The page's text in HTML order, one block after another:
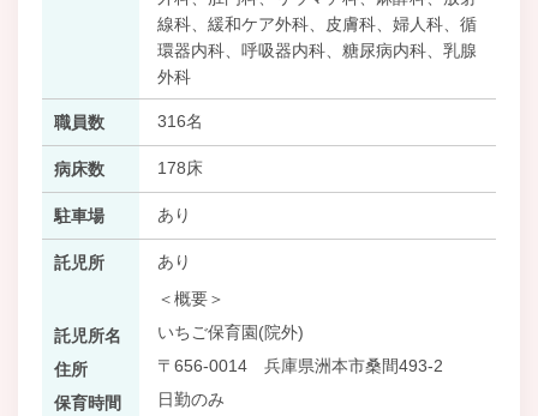
線科、緩和ケア外科、皮膚科、婦人科、循
環器内科、呼吸器内科、糖尿病内科、乳腺
外科
職員数 316名
病床数 178床
駐車場 あり
託児所
あり
＜概要＞
託児所名
いちご保育園(院外)
住所
〒656-0014 兵庫県洲本市桑間493-2
保育時間
日勤のみ